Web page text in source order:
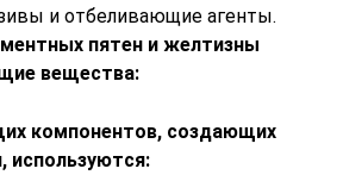
и отбеливающие агенты.
пятен и желтизны
вещества:
компонентов, создающих
используются: